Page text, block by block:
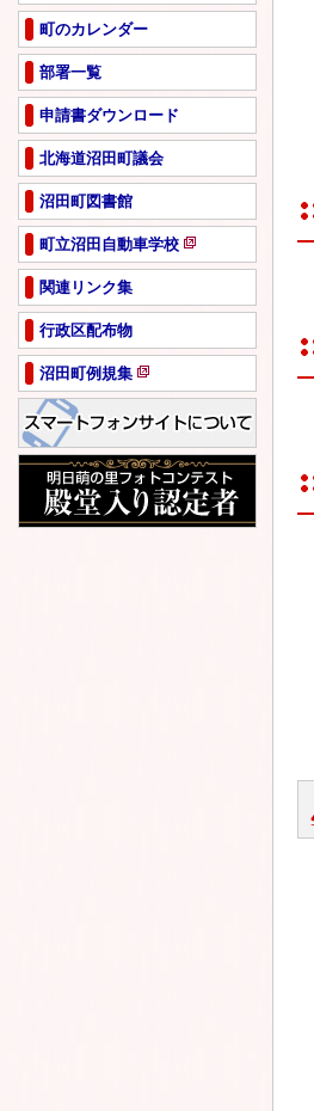
ジ
開
ま
町のカレンダー
部署一覧
申請書ダウンロード
北海道沼田町議会
沼田町図書館
町立沼田自動車学校
新
ペ
ジ
開
き
ま
す
関連リンク集
行政区配布物
沼田町例規集
新
規
ー
ジ
で
開